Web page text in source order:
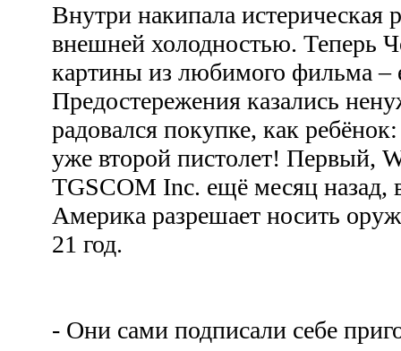
Внутри накипала истерическая
внешней холодностью. Теперь
картины из любимого фильма –
Предостережения казались
радовался покупке, как
уже второй пистолет! Первый,
TGSCOM Inc. ещё месяц назад,
Америка разрешает носить
21 год.
- Они сами подписали себе